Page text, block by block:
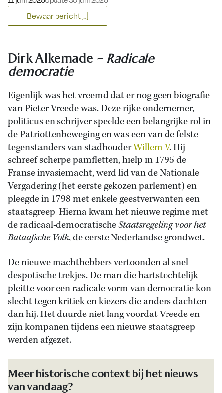
Bewaar bericht
Dirk Alkemade – Radicale
democratie
Eigenlijk was het vreemd dat er nog geen biografie
van Pieter Vreede was. Deze rijke ondernemer,
politicus en schrijver speelde een belangrijke rol in
de Patriottenbeweging en was een van de felste
tegenstanders van stadhouderWillem V. Hij
schreef scherpe pamfletten, hielp in 1795 de
Franse invasiemacht, werd lid van de Nationale
Vergadering (het eerste gekozen parlement) en
pleegde in 1798 met enkele geestverwanten een
staatsgreep. Hierna kwam het nieuwe regime met
de radicaal-democratischeStaatsregeling voor het
Bataafsche Volk, de eerste Nederlandse grondwet.
De nieuwe machthebbers vertoonden al snel
despotische trekjes. De man die hartstochtelijk
pleitte voor een radicale vorm van democratie kon
slecht tegen kritiek en kiezers die anders dachten
dan hij. Het duurde niet lang voordat Vreede en
zijn kompanen tijdens een nieuwe staatsgreep
werden afgezet.
Meer historische context bij het nieuws
van vandaag?